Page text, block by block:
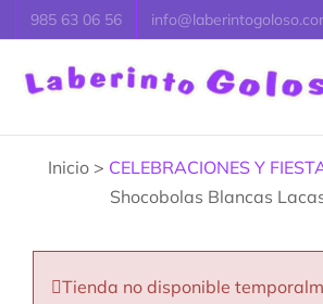
Saltar
al
contenido
985 63 06 56
Inicio > CELEBRACIONES Y
Shocobolas Blancas
Tienda no disponible